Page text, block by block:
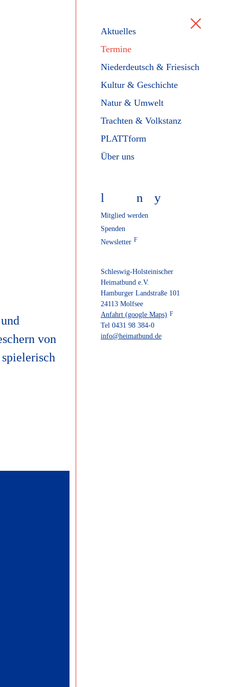
Aktuelles
Termine
Niederdeutsch & Friesisch
Kultur & Geschichte
Natur & Umwelt
Trachten & Volkstanz
PLATTform
Über uns
l n y
Mitglied werden
Spenden
Newsletter
Schleswig-Holsteinischer
Heimatbund e.V.
Hamburger Landstraße 101
24113 Molfsee
Anfahrt (google Maps)
Tel 0431 98 384-0
info@heimatbund.de
von